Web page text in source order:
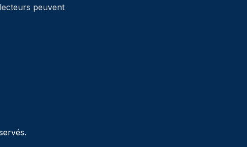
peuvent